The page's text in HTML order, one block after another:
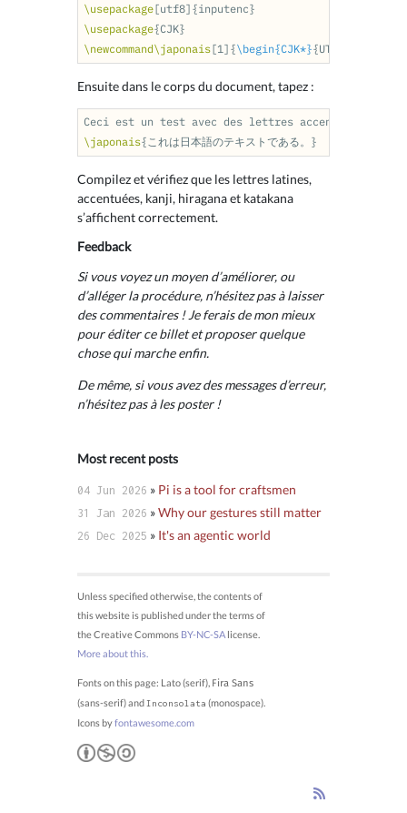
\usepackage[utf8]{inputenc}
\usepackage{CJK}
\newcommand\japonais[1]{\begin{CJK*}{UTF8
Ensuite dans le corps du document, tapez :
\japonais{ これは日本語のテキストである。 }
Compilez et vérifiez que les lettres latines,
accentuées, kanji, hiragana et katakana
s’affichent correctement.
Feedback
Si vous voyez un moyen d’améliorer, ou
d’alléger la procédure, n’hésitez pas à laisser
des commentaires ! Je ferais de mon mieux
pour éditer ce billet et proposer quelque
chose qui marche enfin.
De même, si vous avez des messages d’erreur,
n’hésitez pas à les poster !
Most recent posts
04 Jun 2026 » Pi is a tool for craftsmen
31 Jan 2026 »Why our gestures still matter
26 Dec 2025 » It's an agentic world
Unless specified otherwise, the contents of
this website is published under the terms of
the Creative Commons BY-NC-SA license.
More about this.
Fonts on this page: Lato (serif), Fira Sans
(sans-serif) andInconsolata (monospace).
Icons byfontawesome.com